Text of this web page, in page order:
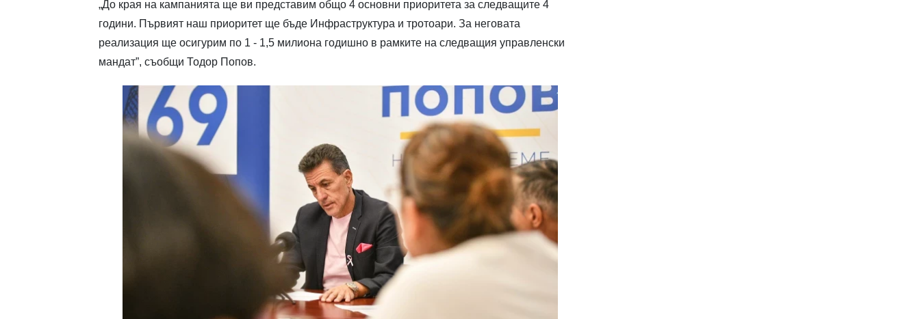
„До края на кампанията ще ви представим общо 4 основни приоритета за следващите 4
години. Първият наш приоритет ще бъде Инфраструктура и тротоари. За неговата
реализация ще осигурим по 1 - 1,5 милиона годишно в рамките на следващия управленски
мандат”, съобщи Тодор Попов.